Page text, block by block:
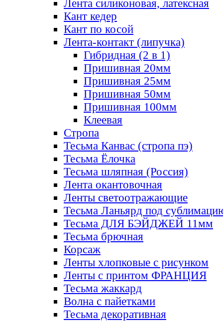
Лента силиконовая, латексная
Кант кедер
Кант по косой
Лента-контакт (липучка)
Гибридная (2 в 1)
Пришивная 20мм
Пришивная 25мм
Пришивная 50мм
Пришивная 100мм
Клеевая
Стропа
Тесьма Канвас (стропа пэ)
Тесьма Ёлочка
Тесьма шляпная (Россия)
Лента окантовочная
Ленты светоотражающие
Тесьма Ланьярд под
Тесьма ДЛЯ БЭЙДЖЕЙ 11мм
Тесьма брючная
Корсаж
Ленты хлопковые с рисунком
Ленты с принтом ФРАНЦИЯ
Тесьма жаккард
Волна с пайетками
Тесьма декоративная